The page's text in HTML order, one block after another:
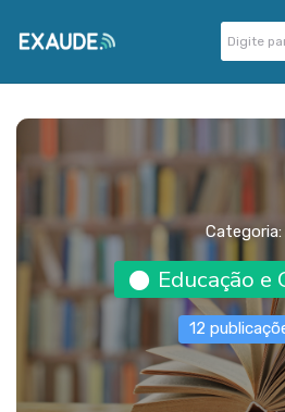
Categoria:
Educação e
12